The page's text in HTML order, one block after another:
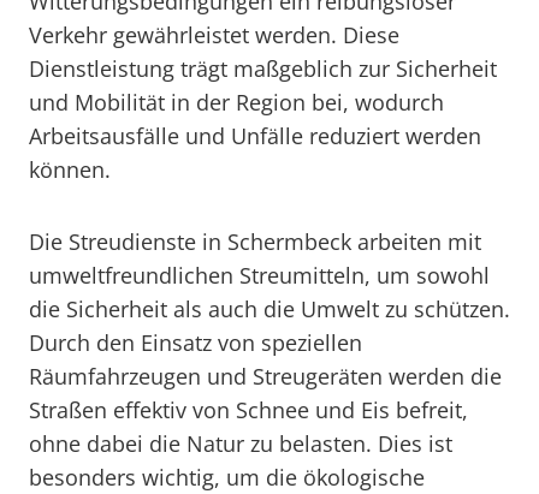
Verkehr gewährleistet werden. Diese
Dienstleistung trägt maßgeblich zur Sicherheit
und Mobilität in der Region bei, wodurch
Arbeitsausfälle und Unfälle reduziert werden
können.
Die Streudienste in Schermbeck arbeiten mit
umweltfreundlichen Streumitteln, um sowohl
die Sicherheit als auch die Umwelt zu schützen.
Durch den Einsatz von speziellen
Räumfahrzeugen und Streugeräten werden die
Straßen effektiv von Schnee und Eis befreit,
ohne dabei die Natur zu belasten. Dies ist
besonders wichtig, um die ökologische